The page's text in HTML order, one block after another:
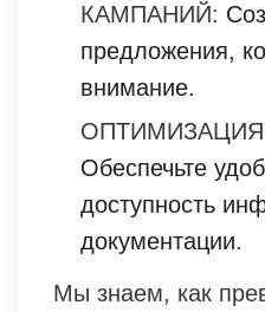
КАМПАНИЙ:
предложения,
внимание.
ОПТИМИЗАЦИЯ
Обеспечьте
доступность
документации.
Мы знаем, как